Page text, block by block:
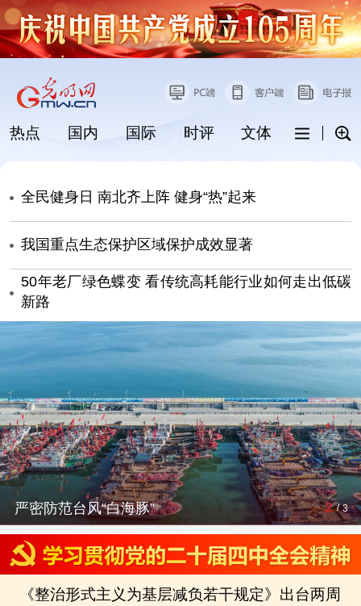
热点 国内 国际 时评 文体 科普
全民健身日 南北齐上阵 健身“热”起来
我国重点生态保护区域保护成效显著
50年老厂绿色蝶变 看传统高耗能行业如何走出低碳
新路
严密防范台风“白海豚” 2 / 3
《整治形式主义为基层减负若干规定》出台两周